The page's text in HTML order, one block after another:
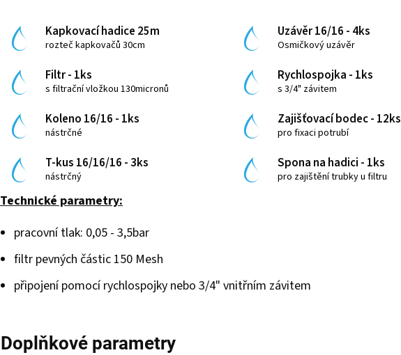
Kapkovací hadice 25m
rozteč kapkovačů 30cm
Uzávěr 16/16 - 4ks
Osmičkový uzávěr
Filtr - 1ks
s filtrační vložkou 130micronů
Rychlospojka - 1ks
s 3/4" závitem
Koleno 16/16 - 1ks
nástrčné
Zajišťovací bodec - 12ks
pro fixaci potrubí
T-kus 16/16/16 - 3ks
nástrčný
Spona na hadici - 1ks
pro zajištění trubky u filtru
Technické parametry:
pracovní tlak: 0,05 - 3,5bar
filtr pevných částic 150 Mesh
připojení pomocí rychlospojky nebo 3/4" vnitřním závitem
Doplňkové parametry